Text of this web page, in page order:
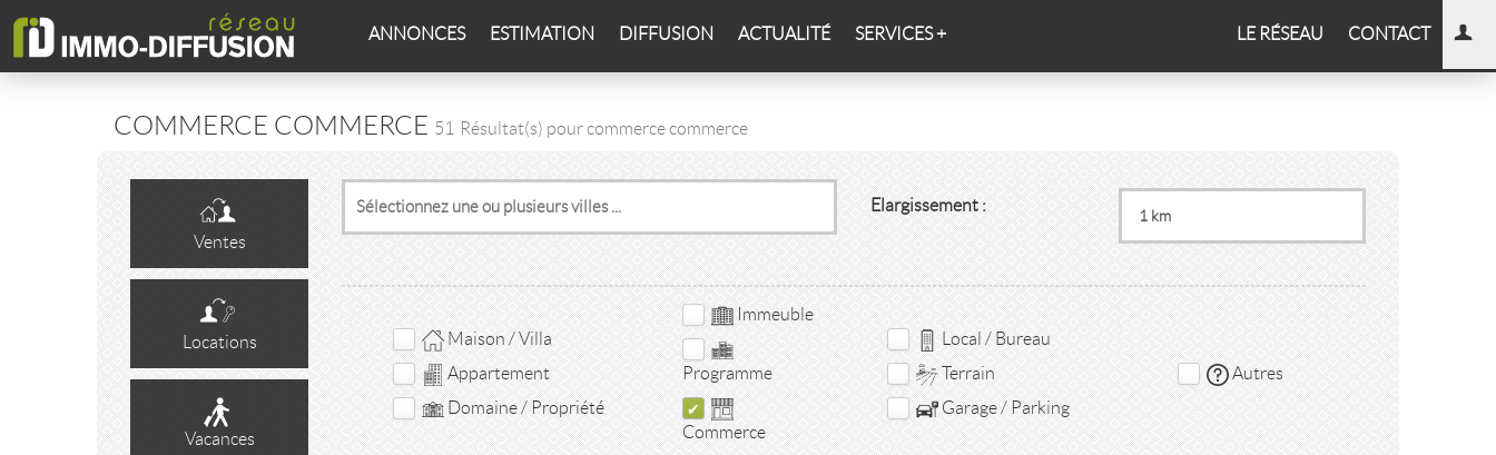
ANNONCES ESTIMATION DIFFUSION ACTUALITÉ SERVICES + CONTACT
LE RÉSEAU
COMMERCE COMMERCE 51 Résultat(s) pour commerce commerce
Ventes
Locations
Vacances
Elargissement :
Maison / Villa
Appartement
Domaine / Propriété
Immeuble
Programme
Commerce
Local / Bureau
Terrain
Garage / Parking
Autres